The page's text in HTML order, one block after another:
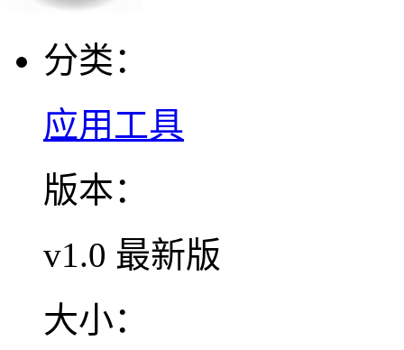
分类：
应用工具
版本：
v1.0 最新版
大小：